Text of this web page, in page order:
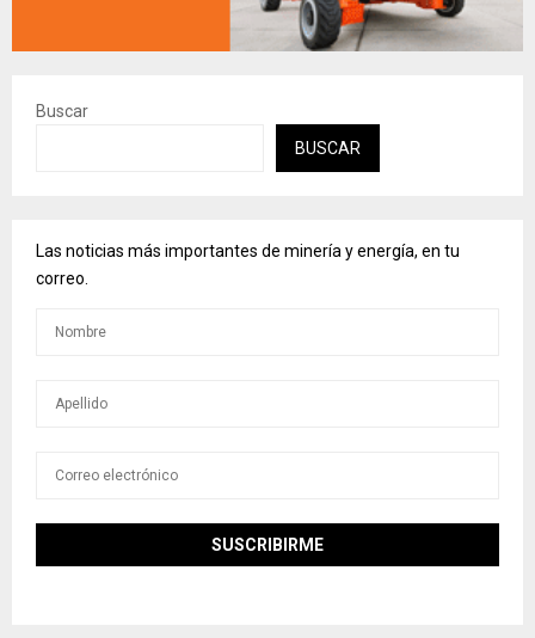
Buscar
BUSCAR
Las noticias más importantes de minería y energía, en tu
correo.